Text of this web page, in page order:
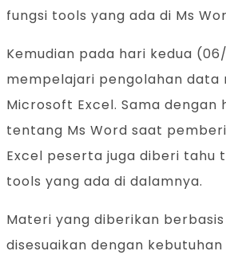
fungsi tools yang ada di Ms
Kemudian pada hari kedua
mempelajari pengolahan data
Microsoft Excel. Sama dengan
tentang Ms Word saat
Excel peserta juga diberi tahu
tools yang ada di dalamnya.
Materi yang diberikan
disesuaikan dengan